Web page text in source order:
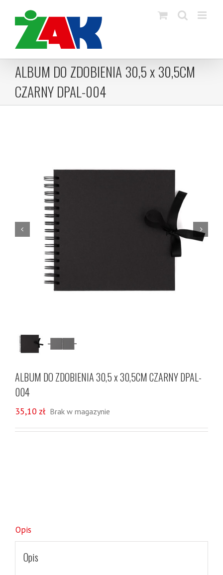
content
ALBUM DO ZDOBIENIA 30,5 x 30,5CM
CZARNY DPAL-004
 
ALBUM DO ZDOBIENIA 30,5 x 30,5CM CZARNY DPAL-
004
35,10 zł Brak w magazynie
Opis
Opis